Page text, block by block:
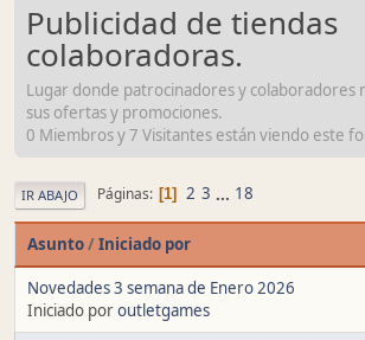
Publicidad de tiendas
colaboradoras.
Lugar donde patrocinadores y colaboradores
sus ofertas y promociones.
0 Miembros y 7 Visitantes están viendo este
IR ABAJO Páginas 1 2 3 ... 18
Asunto/Iniciado por
Novedades 3 semana de Enero 2026
Iniciado poroutletgames